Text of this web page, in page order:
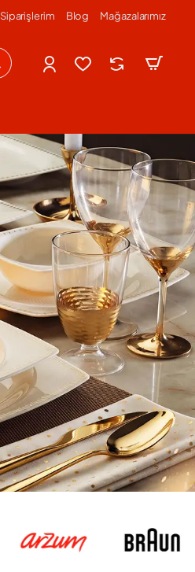
Siparişlerim Blog Mağazalarımız